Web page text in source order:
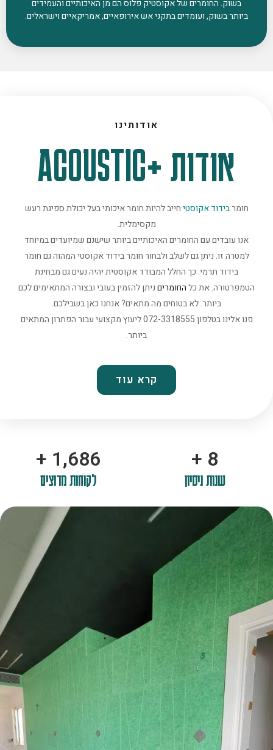
בשוק. החומרים של אקוסטיק פלוס הם מן האיכותיים והעמידים
ביותר בשוק, ועומדים בתקני אש אירופאיים, אמריקאיים וישראלים.
אודותינו
אודות +ACOUSTIC
חומרבידוד אקוסטיחייב להיות חומר איכותי בעל יכולת ספיגת רעש
מקסימלית.
אנו עובדים עם החומרים האיכותיים ביותר שישנם שמיועדים במיוחד
למטרה זו. ניתן גם לשלב ולבחור חומר בידוד אקוסטי המהוה גם חומר
בידוד תרמי. כך החלל המבודד אקוסטית יהיה נעים גם מבחינת
הטמפרטורה. את כלהחומריםניתן להזמין בעובי ובצורה המתאימים לכם
ביותר. לא בטוחים מה מתאים? אנחנו כאן בשבילכם.
פנו אלינו בטלפון 072-3318555 ליעוץ מקצועי עבור הפתרון המתאים
ביותר.
קרא עוד
10
+
שנות ניסיון
2,100
+
לקוחות מרוצים